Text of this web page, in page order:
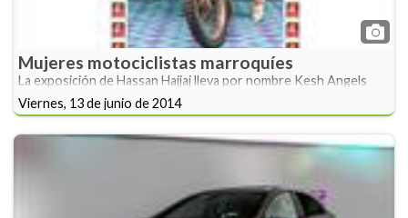
Mujeres motociclistas marroquíes
La exposición de Hassan Hajjaj lleva por nombre Kesh Angels
Viernes, 13 de junio de 2014